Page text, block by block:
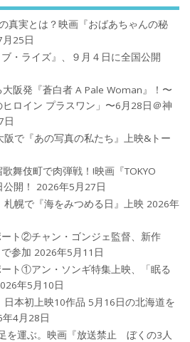
真実とは？映画『おばあちゃんの秘
25日
・ライズ』、９月４日に全国公開
阪発『蒼白者 A Pale Woman』！〜
ロイン プラスワン」〜6月28日＠神
日
阪で『あの写真の私たち』上映&トー
舞伎町で肉弾戦！!映画『TOKYO
開！
2026年5月27日
札幌で『海をみつめる日』上映 2026年
ト②チャン・ゴンジェ監督、新作
参加 2026年5月11日
ト①アン・ソンギ特集上映、「眠る
年5月10日
日本初上映10作品 5月16日の北海道を
年4月28日
を運ぶ。映画『放送禁止 ぼくの3人